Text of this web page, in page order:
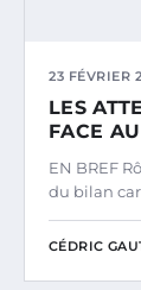
23 FÉVRIER
LES
FACE
EN BREF
du bilan
CÉDRIC